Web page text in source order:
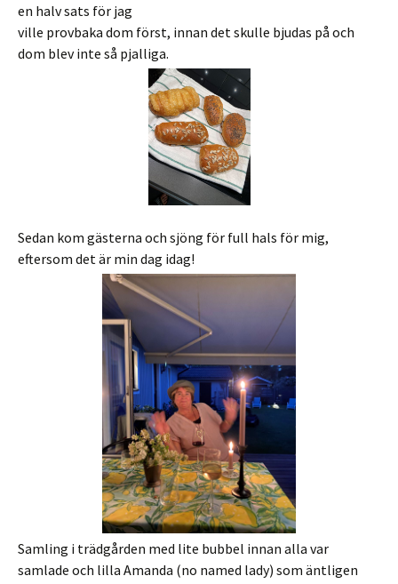
en halv sats för jag
ville provbaka dom först, innan det skulle bjudas på och
dom blev inte så pjalliga.
Sedan kom gästerna och sjöng för full hals för mig,
eftersom det är min dag idag!
Samling i trädgården med lite bubbel innan alla var
samlade och lilla Amanda (no named lady) som äntligen